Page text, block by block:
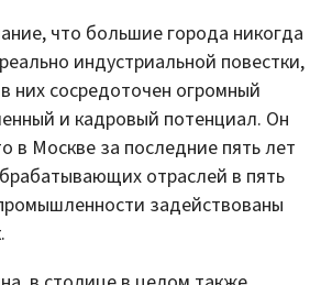
что большие города никогда
индустриальной повестки,
них сосредоточен огромный
и кадровый потенциал. Он
в Москве за последние пять лет
отраслей в пять
задействованы